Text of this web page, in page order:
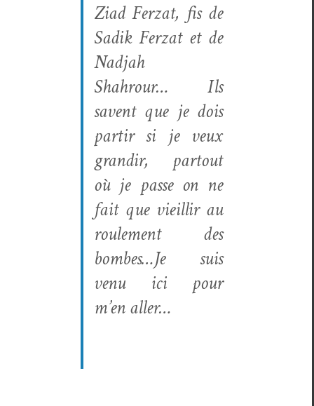
Ziad Fer­zat, fis de
Sadik Fer­zat et de
Nad­jah
Shahrour… Ils
savent que je dois
par­tir si je veux
grandir, partout
où je passe on ne
fait que vieil­lir au
roule­ment des
bombes…Je suis
venu ici pour
m’en aller…